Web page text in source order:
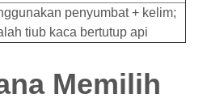
penyumbat + kelim;
tiub kaca bertutup api
Memilih